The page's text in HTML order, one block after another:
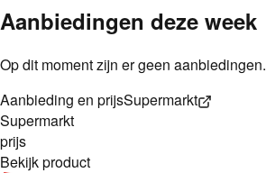
Aanbiedingen deze week
Op dit moment zijn er geen aanbiedingen.
Aanbieding en prijsSupermarkt
Supermarkt
prijs
Bekijk product